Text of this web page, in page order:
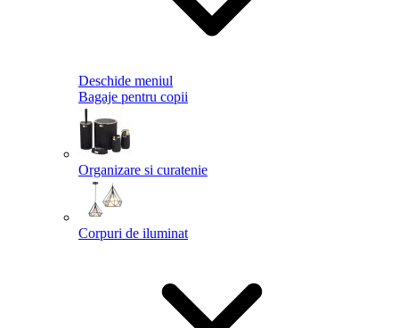
Deschide meniul
Bagaje pentru copii
Organizare si curatenie
Corpuri de iluminat